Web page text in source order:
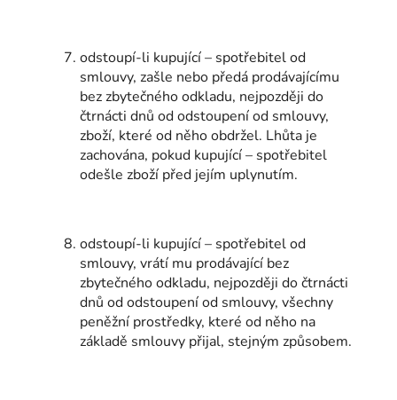
odstoupí-li kupující – spotřebitel od
smlouvy, zašle nebo předá prodávajícímu
bez zbytečného odkladu, nejpozději do
čtrnácti dnů od odstoupení od smlouvy,
zboží, které od něho obdržel. Lhůta je
zachována, pokud kupující – spotřebitel
odešle zboží před jejím uplynutím.
odstoupí-li kupující – spotřebitel od
smlouvy, vrátí mu prodávající bez
zbytečného odkladu, nejpozději do čtrnácti
dnů od odstoupení od smlouvy, všechny
peněžní prostředky, které od něho na
základě smlouvy přijal, stejným způsobem.